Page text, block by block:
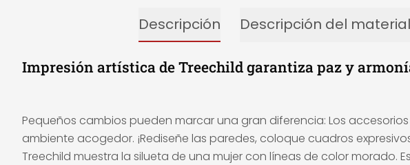
Descripción Descripción del material
Impresión artística de Treechild garantiza paz y
Pequeños cambios pueden marcar una gran diferencia: Los
ambiente acogedor. ¡Rediseñe las paredes, coloque cuadros
Treechild muestra la silueta de una mujer con líneas de color